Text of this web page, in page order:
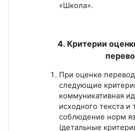
«Школа».
4. Критерии
При оценке
следующие
коммуникативная
исходного текста и
соблюдение норм
(детальные